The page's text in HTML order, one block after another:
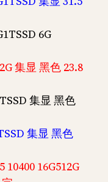
6G
集显 黑色 23.8
集显 黑色
集显 黑色
16G512G